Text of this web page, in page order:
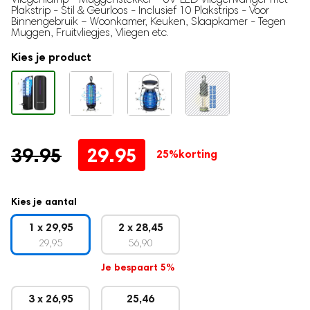
5.00op 5
gebaseerd
op
klantbeoordeling
Plakstrip - Stil & Geurloos - Inclusief 10 Plakstrips - Voor
Binnengebruik – Woonkamer, Keuken, Slaapkamer - Tegen
Muggen, Fruitvliegjes, Vliegen etc.
Kies je product
39.95
Oorspronkelijke
was:
39.95.
29.95
Huidige
is:
29.95.
25%korting
Kies je aantal
1 x 29,95
29,95
2 x 28,45
56,90
Je bespaart 5%
3 x 26,95 25,46
Traphekje
Babynestje
Milk Pitcher
Borstvoeding
Moedermelk bewaarzakjes
Borstmassagers
Zoogcompressen
Voedingskussen
Borstvoedingsdoek
Voedingsbh's
Draagbare Melkkoeler
Zilveren Tepelkapjes
Zwangerschap
Zwangerschapskussens